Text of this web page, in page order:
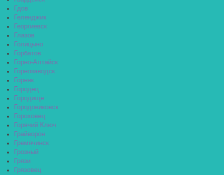
Гдов
Геленджик
Георгиевск
Глазов
Голицыно
Горбатов
Горно-Алтайск
Горнозаводск
Горняк
Городец
Городище
Городовиковск
Гороховец
Горячий Ключ
Грайворон
Гремячинск
Грозный
Грязи
Грязовец